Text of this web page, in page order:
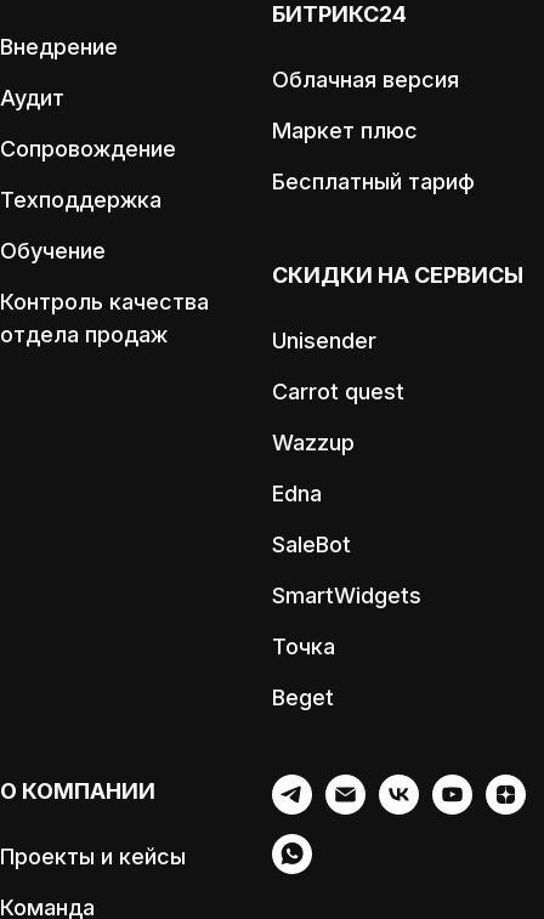
Внедрение
Аудит
Сопровождение
Техподдержка
Обучение
Контроль качества
отдела продаж
БИТРИКС24
Облачная версия
Маркет плюс
Бесплатный тариф
СКИДКИ НА СЕРВИСЫ
Unisender
Carrot quest
Wazzup
Edna
SaleBot
SmartWidgets
Точка
Beget
О КОМПАНИИ
Проекты и кейсы
Команда